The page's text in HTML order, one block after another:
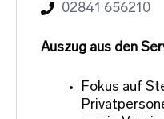
02841 656210
Auszug aus den
Fokus auf